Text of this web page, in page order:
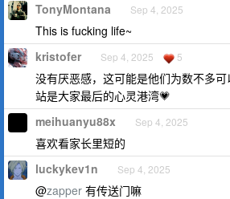
TonyMontana Sep 4, 2025
This is fucking life~
kristofer Sep 4, 2025 5
没有厌恶感，这可能是他们为数不多
站是大家最后的心灵港湾💗
meihuanyu88x Sep 4, 2025
喜欢看家长里短的
luckykev1n Sep 4, 2025
@zapper 有传送门嘛